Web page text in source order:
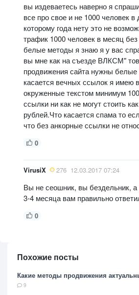
вы издеваетесь наверно я
все про свое и не 1000 человек в
которому года нету это не
трафик 1000 человек в месяц без
белые методы я знаю я у вас
вы мне как на съезде ВЛКСМ"
продвижения сайта нужны
касается вечных ссылок я имею
окруженные текстом минимум
ссылки ни как не могут стоить
рублей.Что касается спама то
что без анкорные ссылки не
0
VirusiX 276 12.03.2017 07:24
Вы не сеошник, вы бездельник, а
3-4 месяца вам правильно
0
Похожие посты
Какие методы продвижения
9